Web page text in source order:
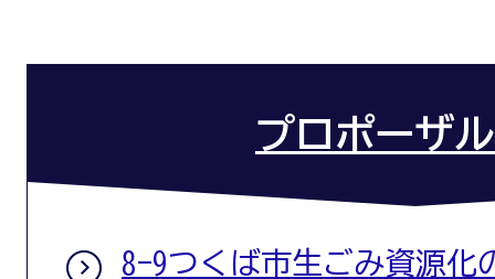
プロポーザ
8-9つくば市生ごみ資源化